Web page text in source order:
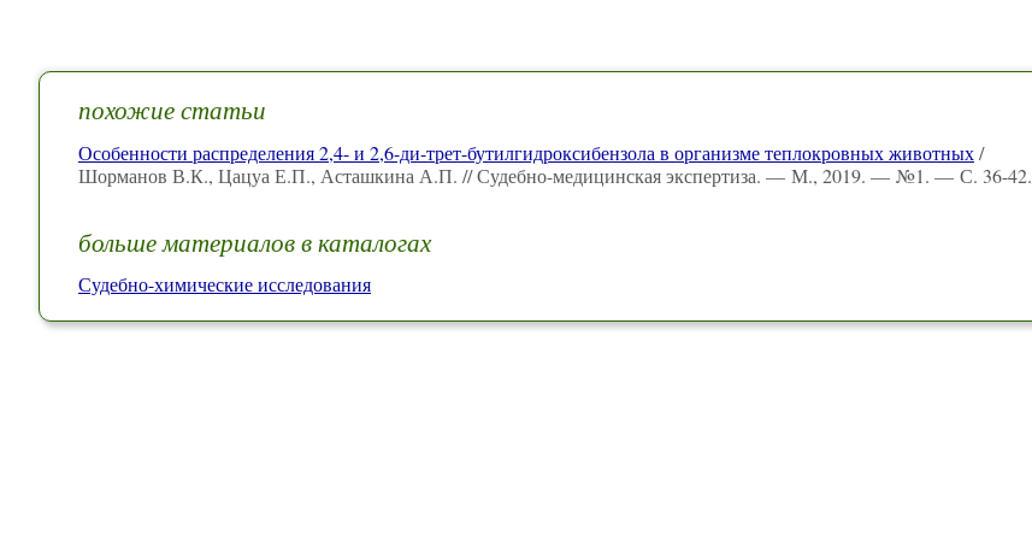
похожие статьи
Особенности распределения 2,4- и 2,6-ди-трет-бутилгидроксибензола в организме теплокровных животных/
Шорманов В.К., Цацуа Е.П., Асташкина А.П. // Судебно-медицинская экспертиза. — М., 2019. — №1. — С. 36-42.
больше материалов в каталогах
Судебно-химические исследования